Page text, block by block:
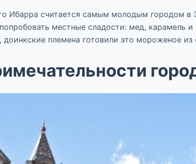
Ибарра считается самым молодым городом в
местные сладости: мед,
доинкские племена готовили это мороженое из